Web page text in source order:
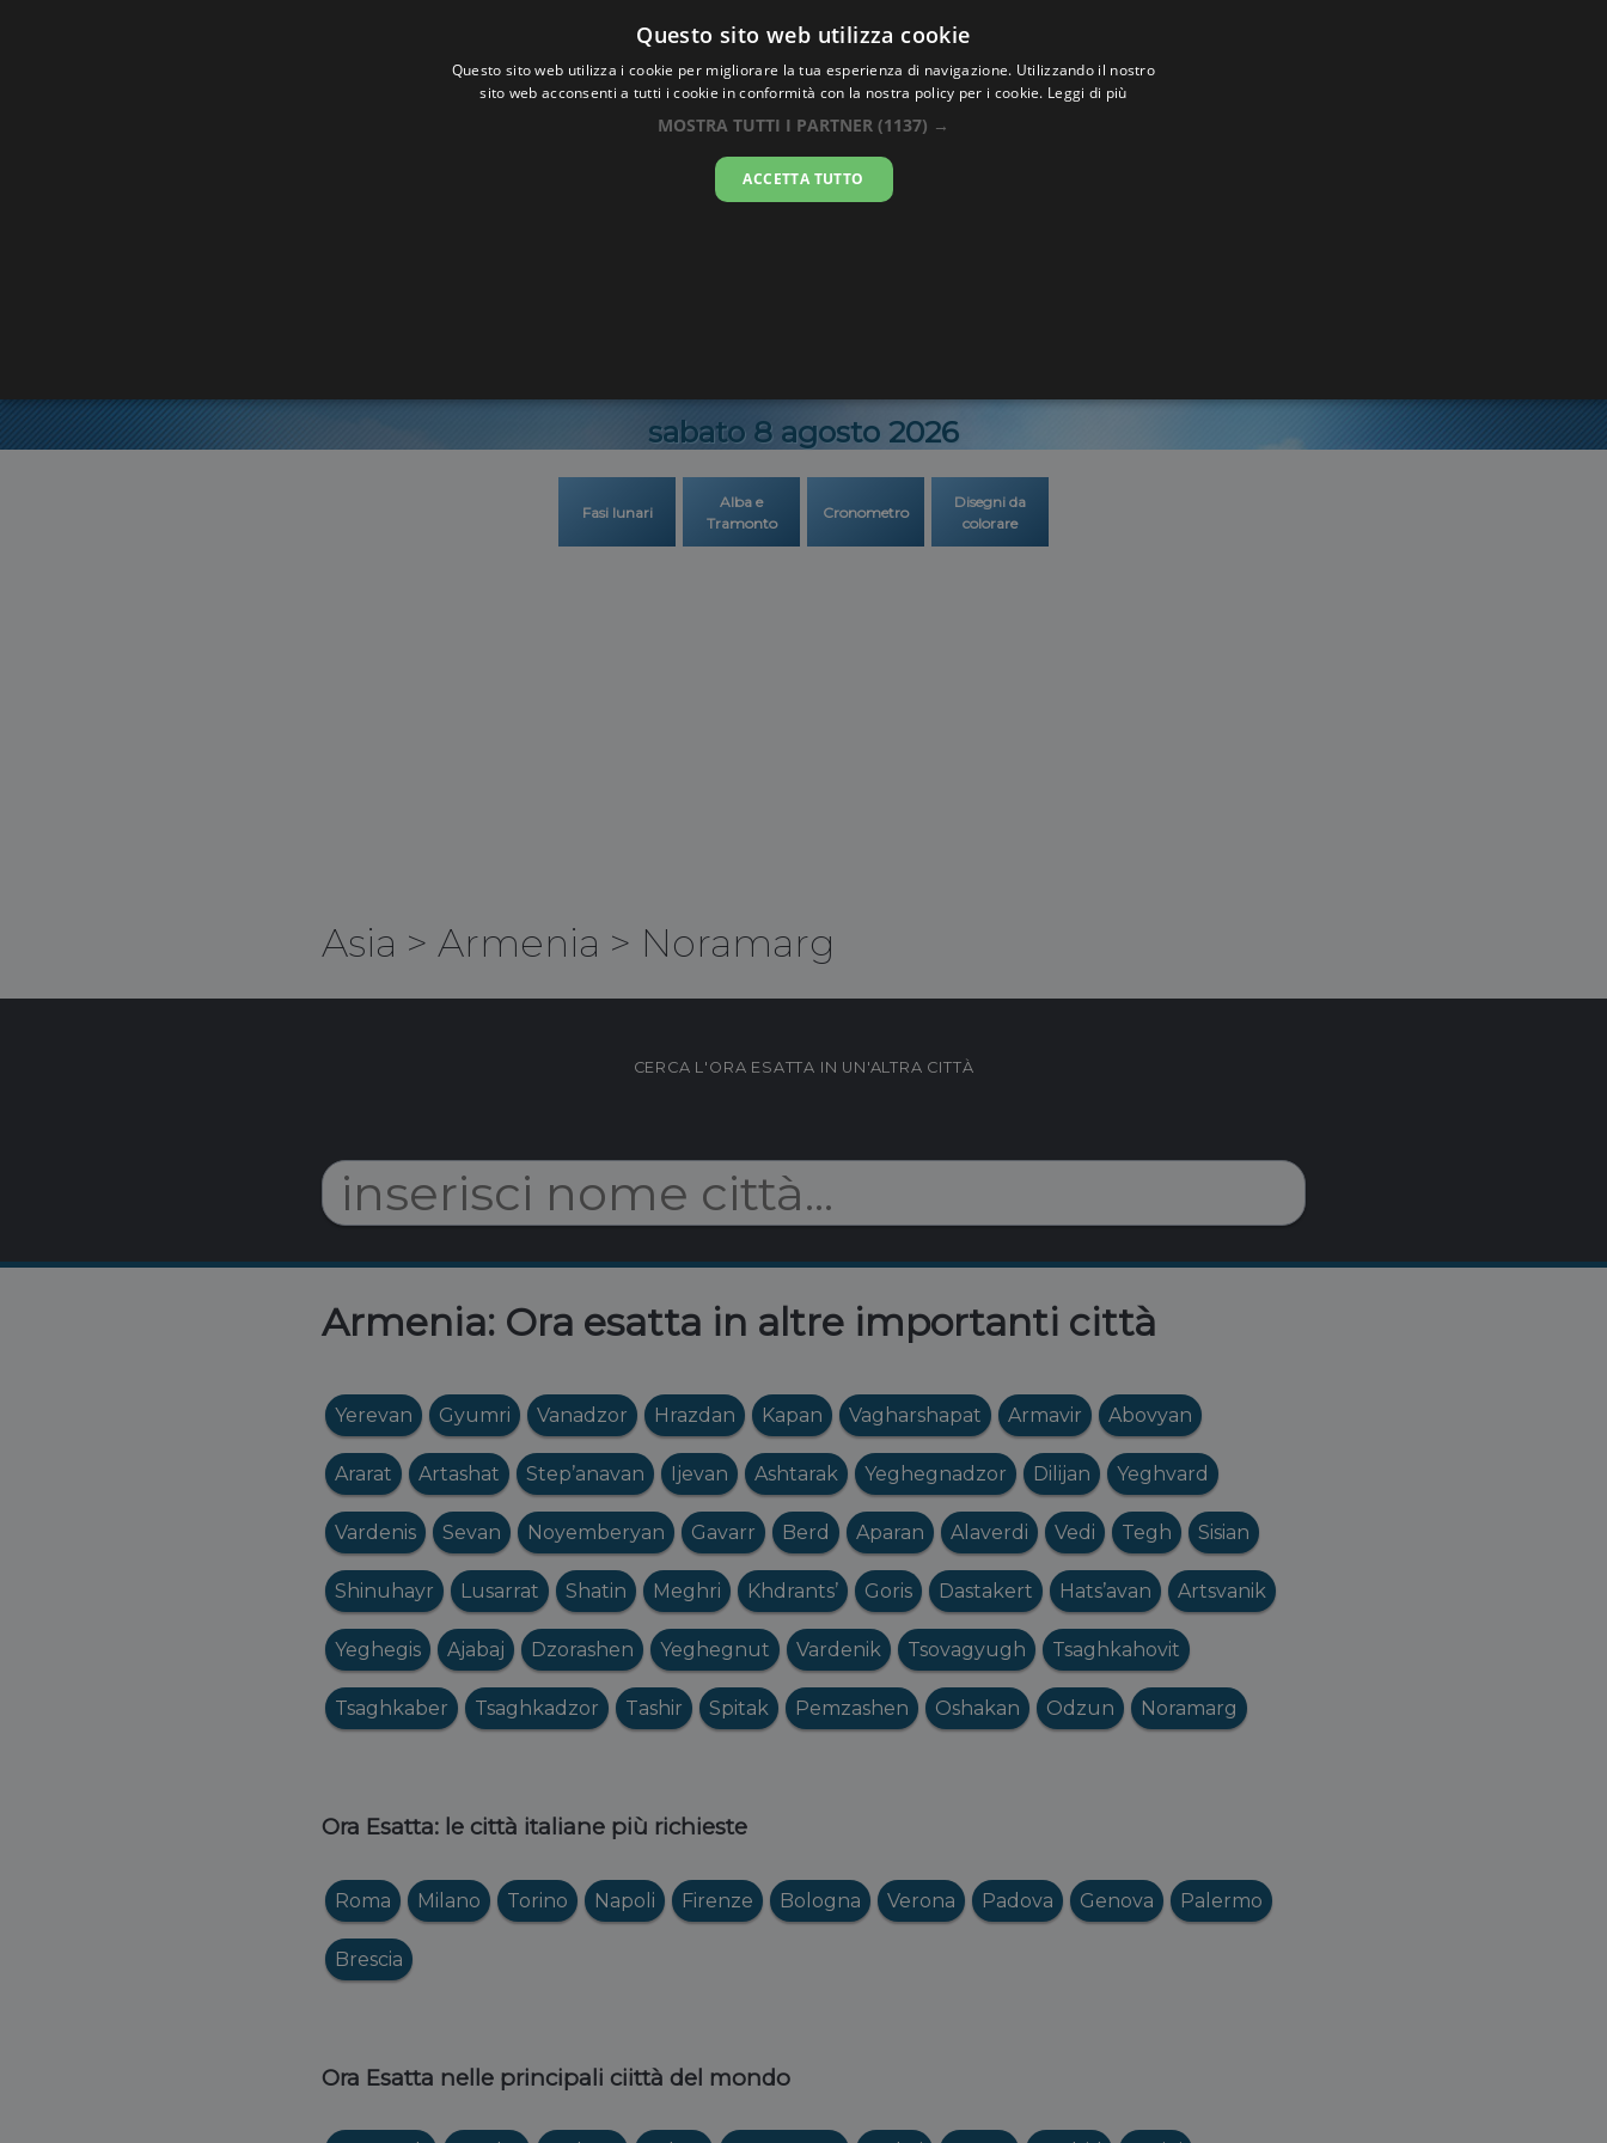
Oraesatta.co
Ora EsattaNoramarg
sabato 8 agosto 2026
Fasi lunari
Alba e
Tramonto
Cronometro
Disegni da
colorare
Asia > Armenia > Noramarg
CERCA L'ORA ESATTA IN UN'ALTRA CITTÀ
Armenia: Ora esatta in altre importanti città
Yerevan Gyumri Vanadzor Hrazdan Kapan Vagharshapat Armavir Abovyan
Ararat Artashat Step’anavan Ijevan Ashtarak Yeghegnadzor Dilijan Yeghvard
Vardenis Sevan Noyemberyan Gavarr Berd Aparan Alaverdi Vedi Tegh Sisian
Shinuhayr Lusarrat Shatin Meghri Khdrants’ Goris Dastakert Hats’avan Artsvanik
Yeghegis Ajabaj Dzorashen Yeghegnut Vardenik Tsovagyugh Tsaghkahovit
Tsaghkaber Tsaghkadzor Tashir Spitak Pemzashen Oshakan Odzun Noramarg
Ora Esatta: le città italiane più richieste
Roma Milano Torino Napoli Firenze Bologna Verona Padova Genova Palermo
Brescia
Ora Esatta nelle principali ciittà del mondo
Questo sito web utilizza cookie
Questo sito web utilizza i cookie per migliorare la tua esperienza di navigazione. Utilizzando il nostro
sito web acconsenti a tutti i cookie in conformità con la nostra policy per i cookie. Leggi di più
MOSTRA TUTTI I PARTNER (1137) →
ACCETTA TUTTO